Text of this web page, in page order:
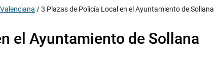
/3 Plazas de Policía Local en el Ayuntamiento de Sollana
el Ayuntamiento de Sollana